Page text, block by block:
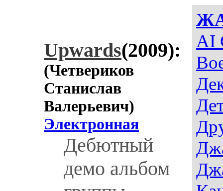
AI
Upwards(2009):
(Четвериков
Станислав
Валерьевич)
Электронная
Дебютный
демо альбом